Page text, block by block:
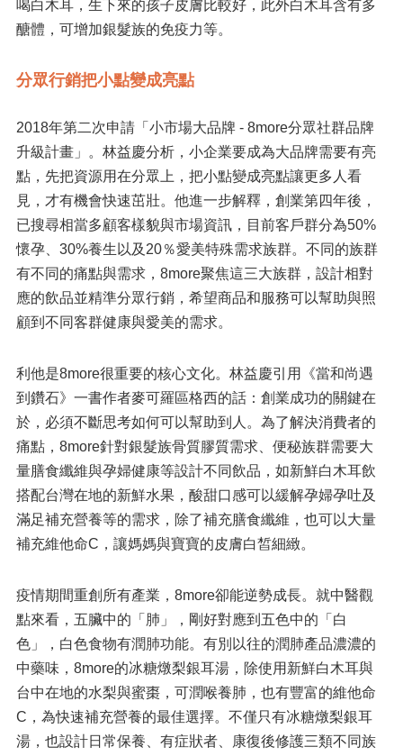
喝白木耳，生下來的孩子皮膚比較好，此外白木耳含有多
醣體，可增加銀髮族的免疫力等。
分眾行銷把小點變成亮點
2018年第二次申請「小市場大品牌 - 8more分眾社群品牌
升級計畫」。林益慶分析，小企業要成為大品牌需要有亮
點，先把資源用在分眾上，把小點變成亮點讓更多人看
見，才有機會快速茁壯。他進一步解釋，創業第四年後，
已搜尋相當多顧客樣貌與市場資訊，目前客戶群分為50%
懷孕、30%養生以及20％愛美特殊需求族群。不同的族群
有不同的痛點與需求，8more聚焦這三大族群，設計相對
應的飲品並精準分眾行銷，希望商品和服務可以幫助與照
顧到不同客群健康與愛美的需求。
利他是8more很重要的核心文化。林益慶引用《當和尚遇
到鑽石》一書作者麥可羅區格西的話：創業成功的關鍵在
於，必須不斷思考如何可以幫助到人。為了解決消費者的
痛點，8more針對銀髮族骨質膠質需求、便秘族群需要大
量膳食纖維與孕婦健康等設計不同飲品，如新鮮白木耳飲
搭配台灣在地的新鮮水果，酸甜口感可以緩解孕婦孕吐及
滿足補充營養等的需求，除了補充膳食纖維，也可以大量
補充維他命C，讓媽媽與寶寶的皮膚白皙細緻。
疫情期間重創所有產業，8more卻能逆勢成長。就中醫觀
點來看，五臟中的「肺」，剛好對應到五色中的「白
色」，白色食物有潤肺功能。有別以往的潤肺產品濃濃的
中藥味，8more的冰糖燉梨銀耳湯，除使用新鮮白木耳與
台中在地的水梨與蜜棗，可潤喉養肺，也有豐富的維他命
C，為快速補充營養的最佳選擇。不僅只有冰糖燉梨銀耳
湯，也設計日常保養、有症狀者、康復後修護三類不同族